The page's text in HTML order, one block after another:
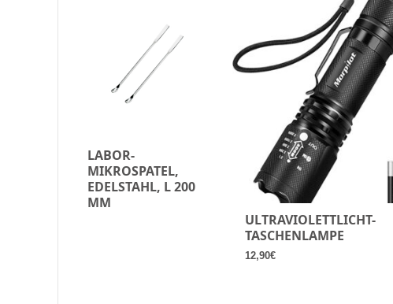
LABOR-
MIKROSPATEL,
EDELSTAHL, L 200
MM
ULTRAVIOLETTLICHT-
TASCHENLAMPE
12,90€